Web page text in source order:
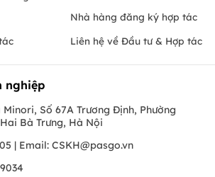
Nhà hàng đăng ký hợp tác
Liên hệ về Đầu tư & Hợp tác
nghiệp
Minori, Số 67A Trương Định, Phường
Bà Trưng, Hà Nội
| Email: CSKH@pasgo.vn